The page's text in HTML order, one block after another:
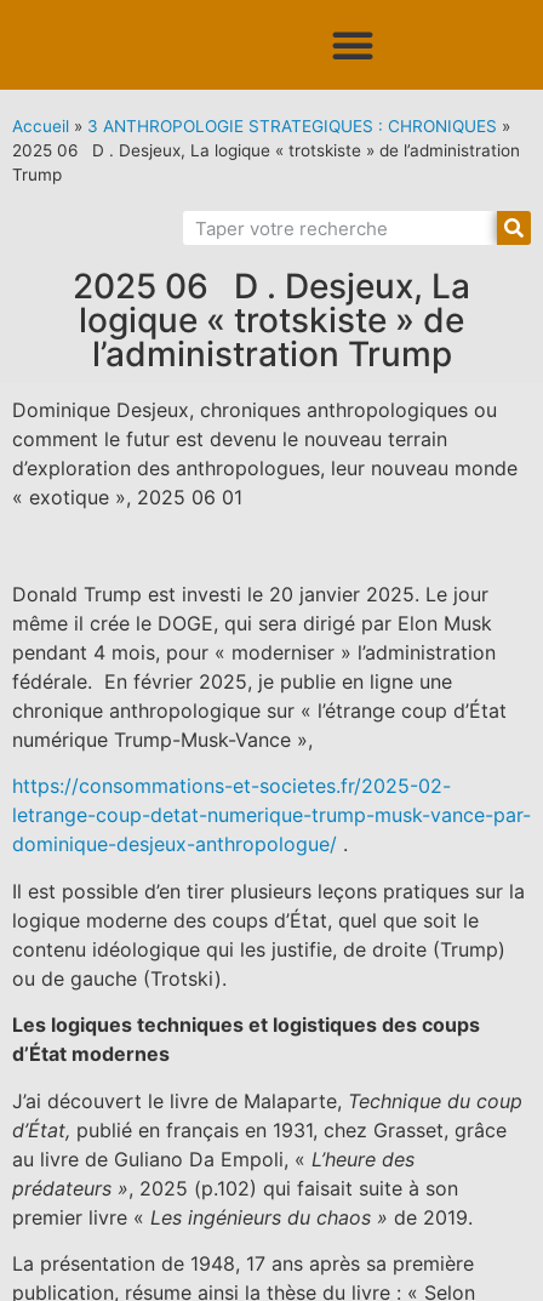
Accueil » 3 ANTHROPOLOGIE STRATEGIQUES : CHRONIQUES »
2025 06 D . Desjeux, La logique « trotskiste » de l’administration
Trump
2025 06 D . Desjeux, La
logique « trotskiste » de
l’administration Trump
Dominique Desjeux, chroniques anthropologiques ou
comment le futur est devenu le nouveau terrain
d’exploration des anthropologues, leur nouveau monde
« exotique », 2025 06 01
Donald Trump est investi le 20 janvier 2025. Le jour
même il crée le DOGE, qui sera dirigé par Elon Musk
pendant 4 mois, pour « moderniser » l’administration
fédérale. En février 2025, je publie en ligne une
chronique anthropologique sur « l’étrange coup d’État
numérique Trump-Musk-Vance »,
https://consommations-et-societes.fr/2025-02-
letrange-coup-detat-numerique-trump-musk-vance-par-
dominique-desjeux-anthropologue/ .
Il est possible d’en tirer plusieurs leçons pratiques sur la
logique moderne des coups d’État, quel que soit le
contenu idéologique qui les justifie, de droite (Trump)
ou de gauche (Trotski).
Les logiques techniques et logistiques des coups
d’État modernes
J’ai découvert le livre de Malaparte, Technique du coup
d’État, publié en français en 1931, chez Grasset, grâce
au livre de Guliano Da Empoli, « L’heure des
prédateurs », 2025 (p.102) qui faisait suite à son
premier livre « Les ingénieurs du chaos » de 2019.
La présentation de 1948, 17 ans après sa première
publication, résume ainsi la thèse du livre : « Selon